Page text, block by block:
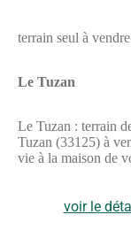
terrain seul à vendre
Le Tuzan
Le Tuzan : terrain
Tuzan (33125) à
vie à la maison de
le quartier.
vente est de 74
Romain :
voir le